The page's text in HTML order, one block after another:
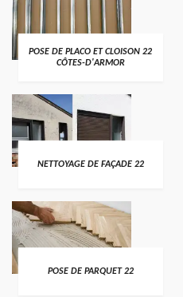
POSE DE PLACO ET CLOISON 22
CÔTES-D'ARMOR
NETTOYAGE DE FAÇADE 22
POSE DE PARQUET 22